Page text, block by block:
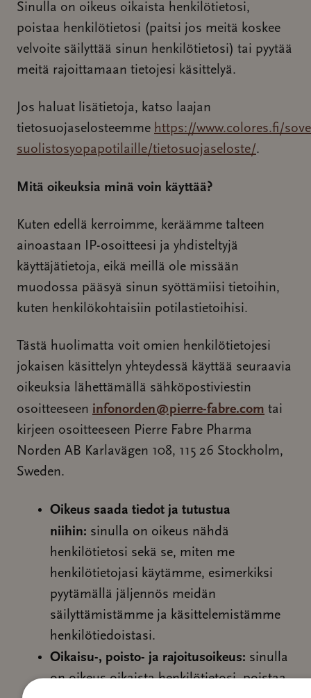
Sinulla on oikeus oikaista henkilötietosi,
poistaa henkilötietosi (paitsi jos meitä koskee
velvoite säilyttää sinun henkilötietosi) tai pyytää
meitä rajoittamaan tietojesi käsittelyä.
Jos haluat lisätietoja, katso laajan
tietosuojaselosteemme https://www.colores.fi/
suolistosyopapotilaille/tietosuojaseloste/.
Mitä oikeuksia minä voin käyttää?
Kuten edellä kerroimme, keräämme talteen
ainoastaan IP-osoitteesi ja yhdisteltyjä
käyttäjätietoja, eikä meillä ole missään
muodossa pääsyä sinun syöttämiisi tietoihin,
kuten henkilökohtaisiin potilastietoihisi.
Tästä huolimatta voit omien henkilötietojesi
jokaisen käsittelyn yhteydessä käyttää seuraavia
oikeuksia lähettämällä sähköpostiviestin
osoitteeseen infonorden@pierre-fabre.com tai
kirjeen osoitteeseen Pierre Fabre Pharma
Norden AB Karlavägen 108, 115 26 Stockholm,
Sweden.
Oikeus saada tiedot ja tutustua
niihin: sinulla on oikeus nähdä
henkilötietosi sekä se, miten me
henkilötietojasi käytämme, esimerkiksi
pyytämällä jäljennös meidän
säilyttämistämme ja käsittelemistämme
henkilötiedoistasi.
Oikaisu-, poisto- ja rajoitusoikeus: sinulla
on oikeus oikaista henkilötietosi, poistaa